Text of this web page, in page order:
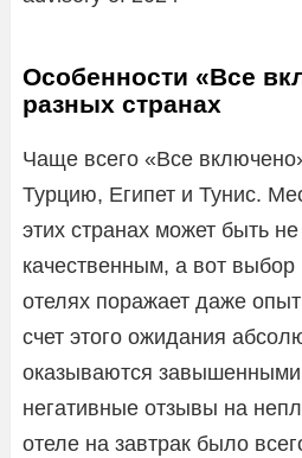
Особенности «Все
разных странах
Чаще всего «Все
Турцию, Египет и Тунис.
этих странах может быть
качественным, а вот
отелях поражает даже
счет этого ожидания
оказываются
негативные отзывы на
отеле на завтрак было